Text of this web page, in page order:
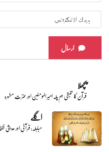
ارسال
پچھلا
قرآن کا حقیقی ہم پلہ امیر المومنین اور عترتِ مطہرہ
اگلے
مباہلہ: قرآنی اور